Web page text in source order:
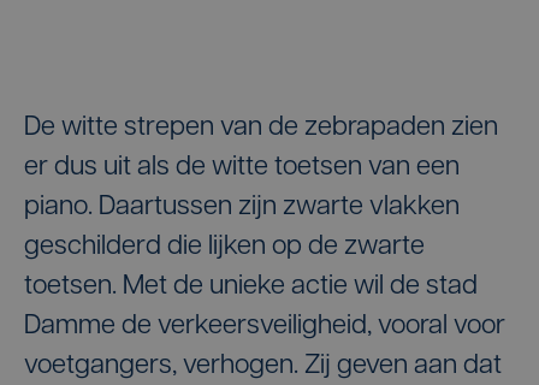
De witte strepen van de zebrapaden zien
er dus uit als de witte toetsen van een
piano. Daartussen zijn zwarte vlakken
geschilderd die lijken op de zwarte
toetsen. Met de unieke actie wil de stad
Damme de verkeersveiligheid, vooral voor
voetgangers, verhogen. Zij geven aan dat